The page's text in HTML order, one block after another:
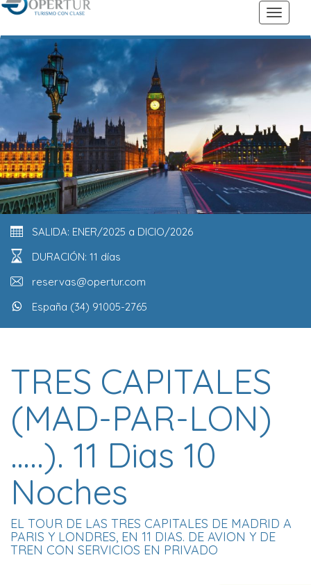
SALIDA: ENER/2025 a DICIO/2026
DURACIÓN: 11 días
reservas@opertur.com
España (34) 91005-2765
TRES CAPITALES
(MAD-PAR-LON)
…..). 11 Dias 10
Noches
EL TOUR DE LAS TRES CAPITALES DE MADRID A
PARIS Y LONDRES, EN 11 DIAS. DE AVION Y DE
TREN CON SERVICIOS EN PRIVADO